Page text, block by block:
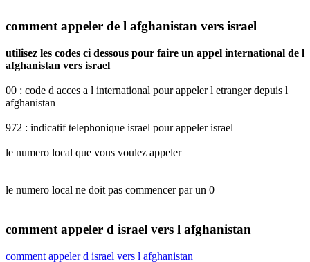
comment appeler de l afghanistan vers israel
utilisez les codes ci dessous pour faire un appel international de l
afghanistan vers israel
00 : code d acces a l international pour appeler l etranger depuis l
afghanistan
972 : indicatif telephonique israel pour appeler israel
le numero local que vous voulez appeler
le numero local ne doit pas commencer par un 0
comment appeler d israel vers l afghanistan
comment appeler d israel vers l afghanistan